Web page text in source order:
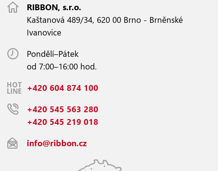
RIBBON, s.r.o.
Kaštanová 489/34, 620 00 Brno - Brněnské
Ivanovice
Pondělí–Pátek
od 7:00–16:00 hod.
+420 604 874 100
+420 545 563 280
+420 545 219 018
info@ribbon.cz